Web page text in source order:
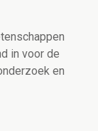
in voor de
en